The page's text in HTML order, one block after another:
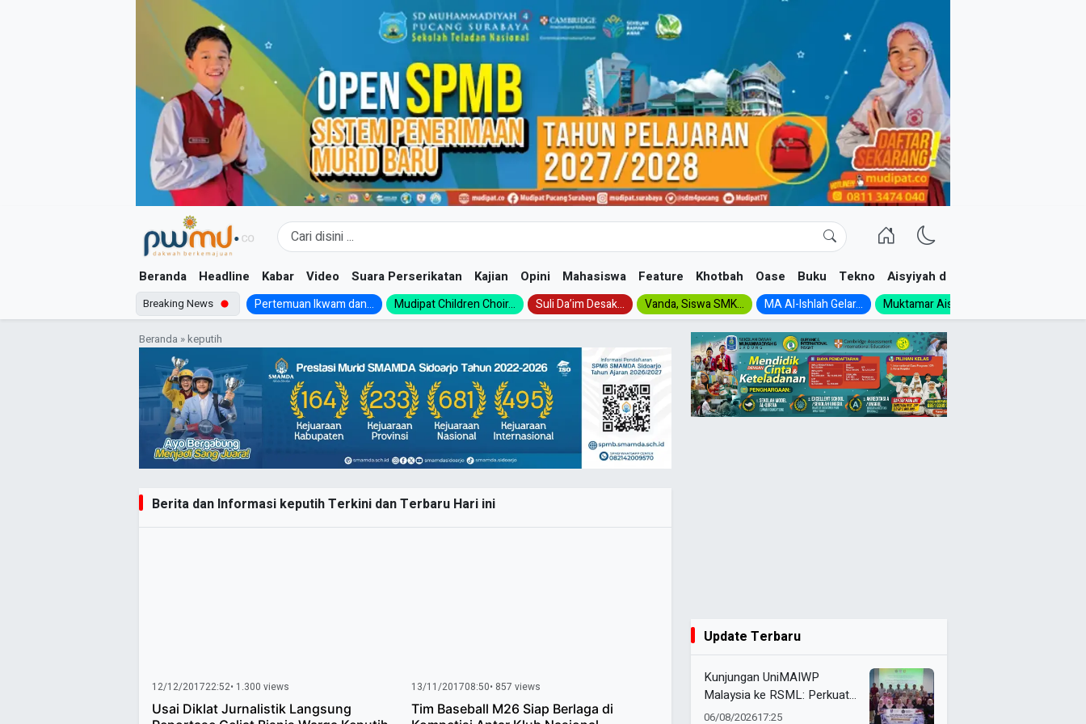
Beranda Headline Kabar Video Suara Perserikatan Kajian Opini Mahasiswa Feature Khotbah Oase Buku Tekno Aisyiyah dan NA
Breaking News Pertemuan Ikwam dan... Mudipat Children Choir... Suli Da’im Desak... Vanda, Siswa SMK... MA Al-Ishlah Gelar... Muktamar Aisyiyah 1926:...
Beranda »keputih
Berita dan Informasi keputih Terkini dan Terbaru Hari ini
12/12/201722:52• 1.300 views
Usai Diklat Jurnalistik Langsung
13/11/201708:50• 857 views
Tim Baseball M26 Siap Berlaga di
Update Terbaru
Kunjungan UniMAIWP
Malaysia ke RSML: Perkuat
Standar Manajemen Rumah
06/08/202617:25